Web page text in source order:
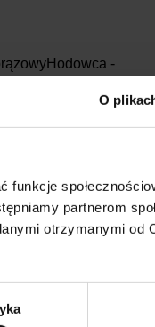
O
funkcje
partnerom
otrzymanymi od
-
- wolna